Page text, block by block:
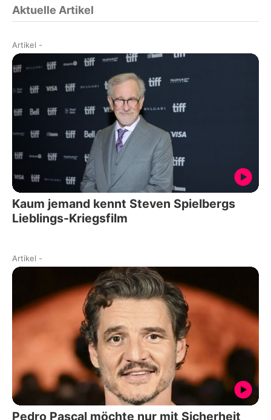
Aktuelle Artikel
Artikel -
Kaum jemand kennt Steven Spielbergs
Lieblings-Kriegsfilm
Artikel -
Pedro Pascal möchte nur mit Sicherheit